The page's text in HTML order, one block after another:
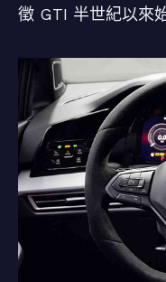
徵 GTI 半世紀以來